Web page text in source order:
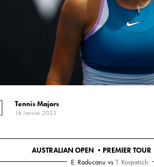
Tennis Majors
16 Janvier 2023
AUSTRALIAN OPEN • PREMIER TOUR
E. Raducanu vs T. Korpatsch